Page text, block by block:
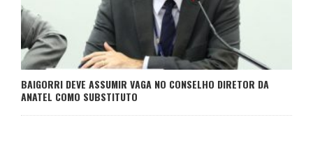
BAIGORRI DEVE ASSUMIR VAGA NO CONSELHO DIRETOR DA
ANATEL COMO SUBSTITUTO